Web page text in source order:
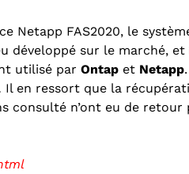
Netapp FAS2020, le
développé sur le marché,
utilisé par Ontap et Netapp
en ressort que la
consulté n’ont eu de